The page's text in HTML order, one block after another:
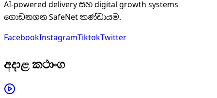
AI-powered delivery සහ digital growth systems
ගොඩනගන SafeNet කණ්ඩායම.
FacebookInstagramTiktokTwitter
අදාළ කථාංග